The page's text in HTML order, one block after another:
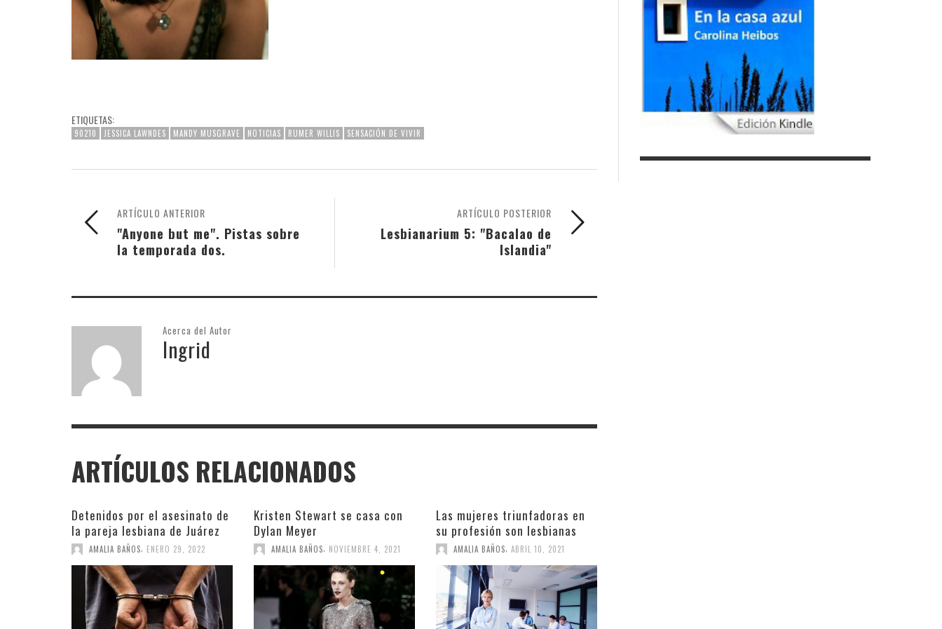
ETIQUETAS:
90210 JESSICA LAWNDES MANDY MUSGRAVE NOTICIAS RUMER WILLIS SENSACIÓN DE VIVIR
ARTÍCULO POSTERIOR
Lesbianarium 5: "Bacalao de
Islandia"
ARTÍCULO ANTERIOR
"Anyone but me". Pistas sobre
la temporada dos.
Acerca del Autor
Ingrid
ARTÍCULOS RELACIONADOS
Detenidos por el asesinato de
la pareja lesbiana de Juárez
AMALIA BAÑOS, ENERO 29, 2022
Kristen Stewart se casa con
Dylan Meyer
AMALIA BAÑOS, NOVIEMBRE 4, 2021
Las mujeres triunfadoras en
su profesión son lesbianas
AMALIA BAÑOS, ABRIL 10, 2021